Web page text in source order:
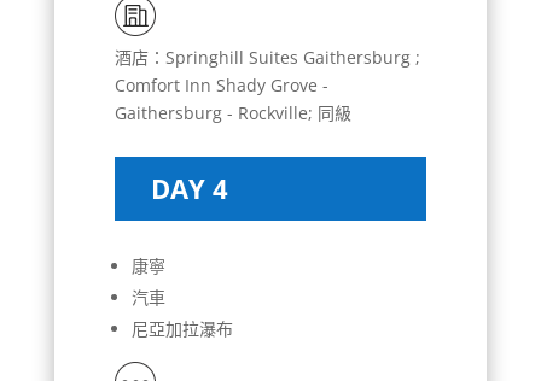
酒店：Springhill Suites Gaithersburg ;
Comfort Inn Shady Grove -
Gaithersburg - Rockville; 同級
DAY 4
康寧
汽車
尼亞加拉瀑布